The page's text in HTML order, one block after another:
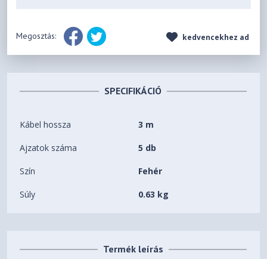
Megosztás: kedvencekhez ad
SPECIFIKÁCIÓ
Kábel hossza 3 m
Ajzatok száma 5 db
Szín Fehér
Súly 0.63 kg
Termék leírás